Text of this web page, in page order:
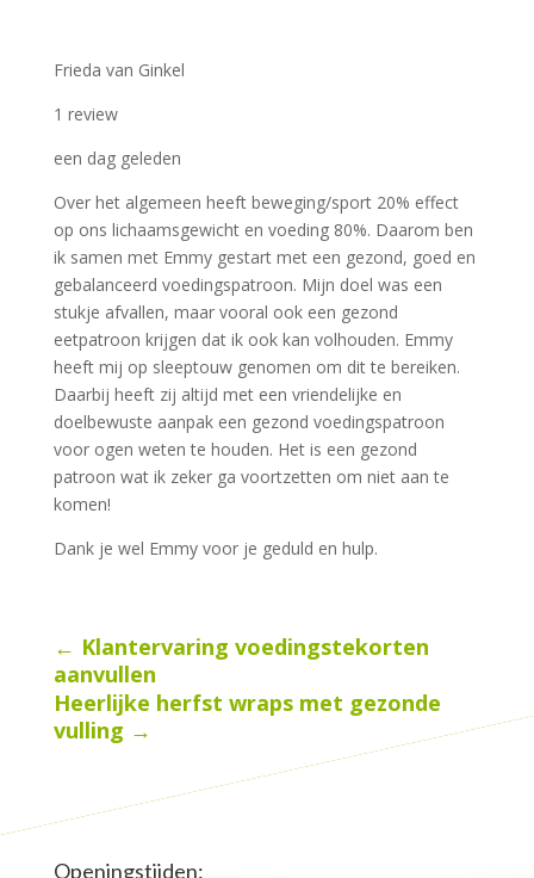
Frieda van Ginkel
1 review
een dag geleden
Over het algemeen heeft beweging/sport 20% effect
op ons lichaamsgewicht en voeding 80%. Daarom ben
ik samen met Emmy gestart met een gezond, goed en
gebalanceerd voedingspatroon. Mijn doel was een
stukje afvallen, maar vooral ook een gezond
eetpatroon krijgen dat ik ook kan volhouden. Emmy
heeft mij op sleeptouw genomen om dit te bereiken.
Daarbij heeft zij altijd met een vriendelijke en
doelbewuste aanpak een gezond voedingspatroon
voor ogen weten te houden. Het is een gezond
patroon wat ik zeker ga voortzetten om niet aan te
komen!
Dank je wel Emmy voor je geduld en hulp.
← Klantervaring voedingstekorten
aanvullen
Heerlijke herfst wraps met gezonde
vulling →
Openingstijden: